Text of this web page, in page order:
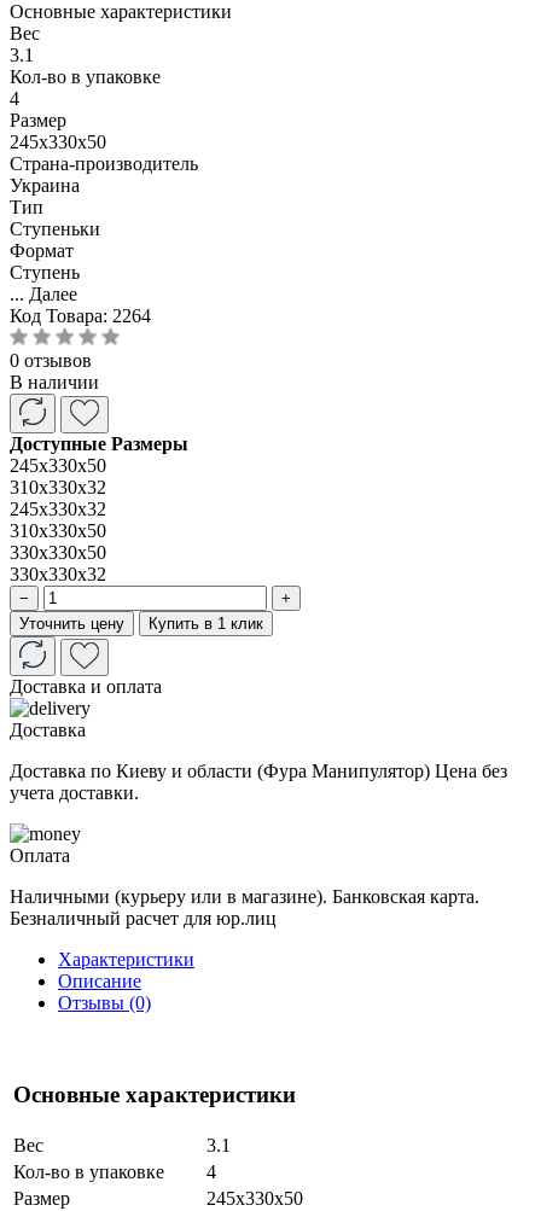
Основные характеристики
Вес
3.1
Кол-во в упаковке
4
Размер
245x330x50
Страна-производитель
Украина
Тип
Ступеньки
Формат
Ступень
... Далее
Код Товара: 2264
0 отзывов
В наличии
Доступные Размеры
245x330x50
310x330x32
245x330x32
310х330х50
330x330x50
330x330x32
−
+
Уточнить цену
Купить в 1 клик
Доставка и оплата
Доставка
Доставка по Киеву и области (Фура Манипулятор) Цена без
учета доставки.
Оплата
Наличными (курьеру или в магазине). Банковская карта.
Безналичный расчет для юр.лиц
Характеристики
Описание
Отзывы (0)
Основные характеристики
Вес
3.1
Кол-во в упаковке
4
Размер
245x330x50